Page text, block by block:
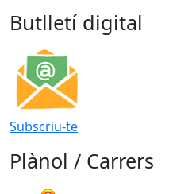
Butlletí digital
Subscriu-te
Plànol / Carrers